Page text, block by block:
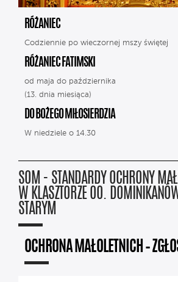
RÓŻANIEC
Codziennie po wieczornej mszy świętej
RÓŻANIEC FATIMSKI
od maja do października
(13. dnia miesiąca)
DO BOŻEGO MIŁOSIERDZIA
W niedziele o 14.30
SOM - STANDARDY OCHRONY
W KLASZTORZE OO.
STARYM
OCHRONA MAŁOLETNICH –